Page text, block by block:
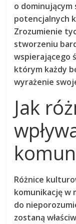
o dominującym
potencjalnych
Zrozumienie
stworzeniu
wspierającego
którym każdy
wyrażenie
Jak
Różnice
komunikację w
do
zostaną